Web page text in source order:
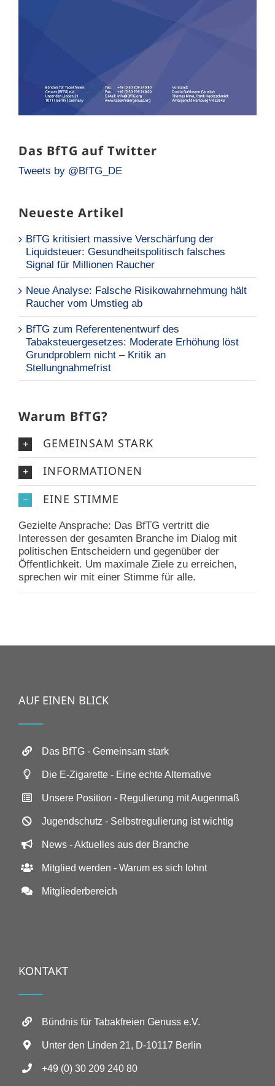
Das BfTG auf Twitter
Tweets by @BfTG_DE
Neueste Artikel
BfTG kritisiert massive Verschärfung der
Liquidsteuer: Gesundheitspolitisch falsches
Signal für Millionen Raucher
Neue Analyse: Falsche Risikowahrnehmung hält
Raucher vom Umstieg ab
BfTG zum Referentenentwurf des
Tabaksteuergesetzes: Moderate Erhöhung löst
Grundproblem nicht – Kritik an
Stellungnahmefrist
Warum BfTG?
GEMEINSAM STARK
INFORMATIONEN
EINE STIMME
Gezielte Ansprache: Das BfTG vertritt die
Interessen der gesamten Branche im Dialog mit
politischen Entscheidern und gegenüber der
Öffentlichkeit. Um maximale Ziele zu erreichen,
sprechen wir mit einer Stimme für alle.
AUF EINEN BLICK
Das BfTG - Gemeinsam stark
Die E-Zigarette - Eine echte Alternative
Unsere Position - Regulierung mit Augenmaß
Jugendschutz - Selbstregulierung ist wichtig
News - Aktuelles aus der Branche
Mitglied werden - Warum es sich lohnt
Mitgliederbereich
KONTAKT
Bündnis für Tabakfreien Genuss e.V.
Unter den Linden 21, D-10117 Berlin
+49 (0) 30 209 240 80